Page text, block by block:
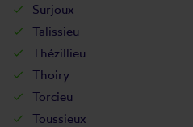
Surjoux
Talissieu
Thézillieu
Thoiry
Torcieu
Toussieux